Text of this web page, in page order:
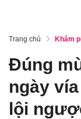
Trang chủ Khám
Đúng
ngày
lội